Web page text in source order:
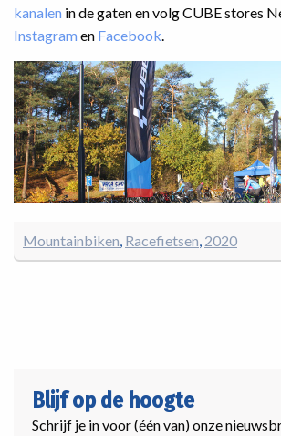
kanalen in de gaten en volg CUBE stores
Instagram en Facebook.
Mountainbiken Racefietsen 2020
Blijf op de hoogte
Schrijf je in voor (één van) onze